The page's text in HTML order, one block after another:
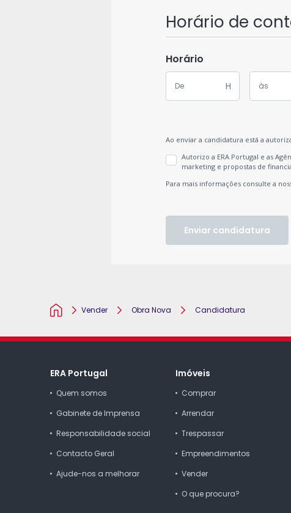
Horário de
Horário
H
Ao enviar a candidatura está a
Autorizo a ERA Portugal e as
marketing e propostas de
Para mais informações consulte a
Enviar candidatura
HomepageVender Obra Nova Candidatura
ERA Portugal
Quem somos
Gabinete de Imprensa
Responsabilidade social
Contacto Geral
Ajude-nos a melhorar
Imóveis
Comprar
Arrendar
Trespassar
Empreendimentos
Vender
O que procura?